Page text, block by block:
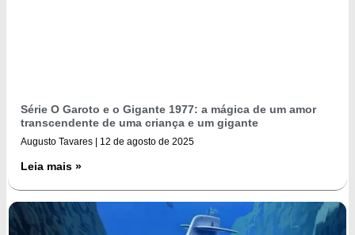
Série O Garoto e o Gigante 1977: a mágica de um amor
transcendente de uma criança e um gigante
Augusto Tavares 12 de agosto de 2025
Leia mais »